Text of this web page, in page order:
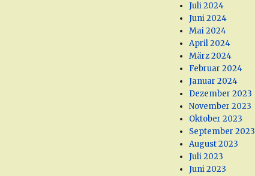
Juli 2024
Juni 2024
Mai 2024
April 2024
März 2024
Februar 2024
Januar 2024
Dezember 2023
November 2023
Oktober 2023
September 2023
August 2023
Juli 2023
Juni 2023